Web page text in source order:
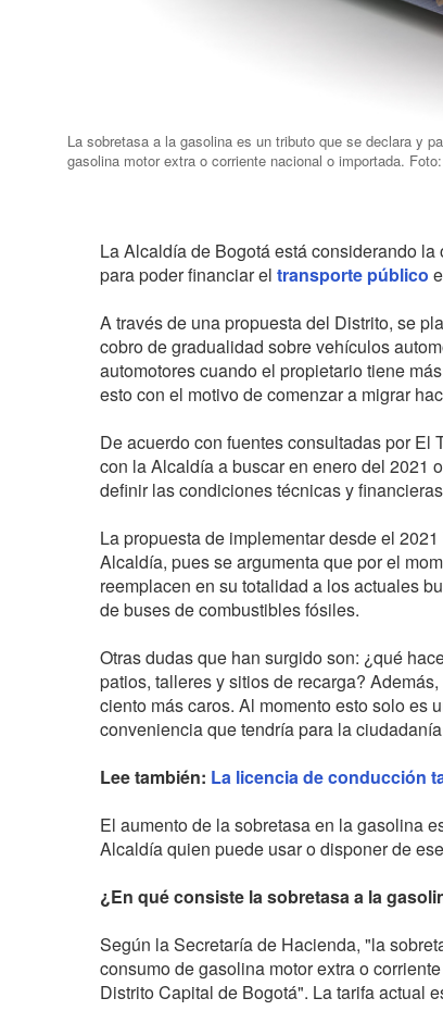
La sobretasa a la gasolina es un tributo que se declara y
gasolina motor extra o corriente nacional o importada.
La Alcaldía de Bogotá está considerando
para poder financiar el transporte público
A través de una propuesta del Distrito, se
cobro de gradualidad sobre vehículos
automotores cuando el propietario tiene
esto con el motivo de comenzar a migrar
De acuerdo con fuentes consultadas por
con la Alcaldía a buscar en enero del 2021
definir las condiciones técnicas y
La propuesta de implementar desde el
Alcaldía, pues se argumenta que por el
reemplacen en su totalidad a los actuales
de buses de combustibles fósiles.
Otras dudas que han surgido son: ¿qué
patios, talleres y sitios de recarga?
ciento más caros. Al momento esto solo es
conveniencia que tendría para la
Lee también: La licencia de conducción
El aumento de la sobretasa en la gasolina
Alcaldía quien puede usar o disponer de
¿En qué consiste la sobretasa a la
Según la Secretaría de Hacienda, "la
consumo de gasolina motor extra o
Distrito Capital de Bogotá". La tarifa actual